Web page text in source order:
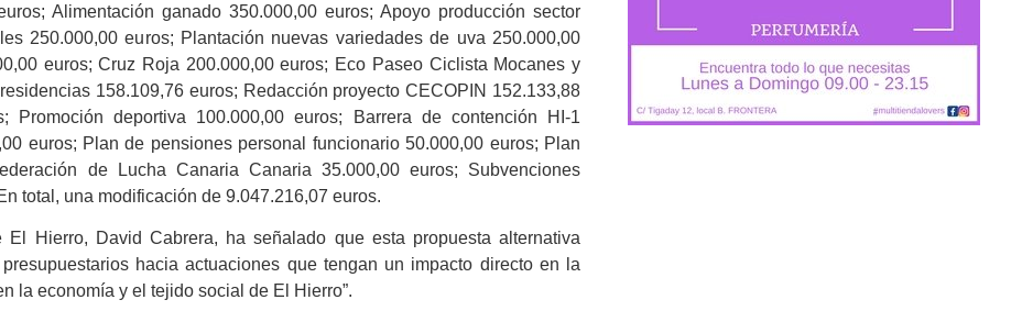
Alimentación ganado 350.000,00 euros; Apoyo producción sector
250.000,00 euros; Plantación nuevas variedades de uva 250.000,00
euros; Cruz Roja 200.000,00 euros; Eco Paseo Ciclista Mocanes y
158.109,76 euros; Redacción proyecto CECOPIN 152.133,88
Promoción deportiva 100.000,00 euros; Barrera de contención HI-1
euros; Plan de pensiones personal funcionario 50.000,00 euros; Plan
de Lucha Canaria Canaria 35.000,00 euros; Subvenciones
total, una modificación de 9.047.216,07 euros.
Hierro, David Cabrera, ha señalado que esta propuesta alternativa
hacia actuaciones que tengan un impacto directo en la
la economía y el tejido social de El Hierro”.